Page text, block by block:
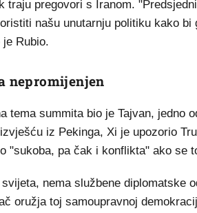
traju pregovori s Iranom.
našu unutarnju politiku kako
Rubio.
nepromijenjen
tema summita bio je Tajvan, jedno
iz Pekinga, Xi je upozorio
"sukoba, pa čak i konflikta" ako se
nema službene diplomatske
oružja toj samoupravnoj